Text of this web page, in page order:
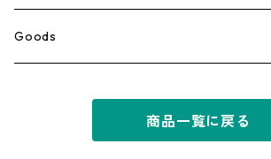
Ska
Goods
商品一覧に戻る